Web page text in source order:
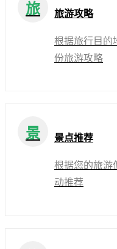
旅 旅游攻略
根据旅行目的
份旅游攻略
景 景点推荐
根据您的旅游
动推荐